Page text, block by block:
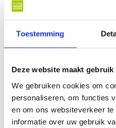
Toestemming
Deze website maakt
We gebruiken cookies om
personaliseren, om functies
en om ons websiteverkeer
informatie over uw gebruik
Op voorraad
Al online sinds2007
Webwinkel metThuiswinkel